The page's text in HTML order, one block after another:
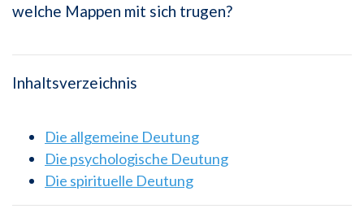
welche Mappen mit sich trugen?
Inhaltsverzeichnis
Die allgemeine Deutung
Die psychologische Deutung
Die spirituelle Deutung